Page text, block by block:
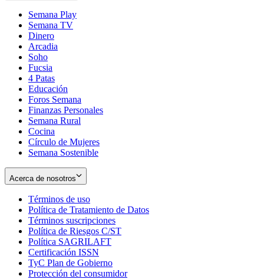
Semana Play
Semana TV
Dinero
Arcadia
Soho
in
new
window
Fucsia
in
new
window
4 Patas
Educación
Foros Semana
Finanzas Personales
Semana Rural
Cocina
Círculo de Mujeres
Semana Sostenible
Acerca de nosotros
Términos de uso
in
new
window
Política de Tratamiento de Datos
Términos suscripciones
in
Política de Riesgos C/ST
Política SAGRILAFT
new
window
Certificación ISSN
in
new
TyC Plan de Gobierno
in
Protección del consumidorOpens